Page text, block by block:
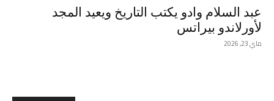
عبد السلام وادو يكتب التاريخ ويعيد المجد
لأورلاندو بيراتس
ماي 23, 2026